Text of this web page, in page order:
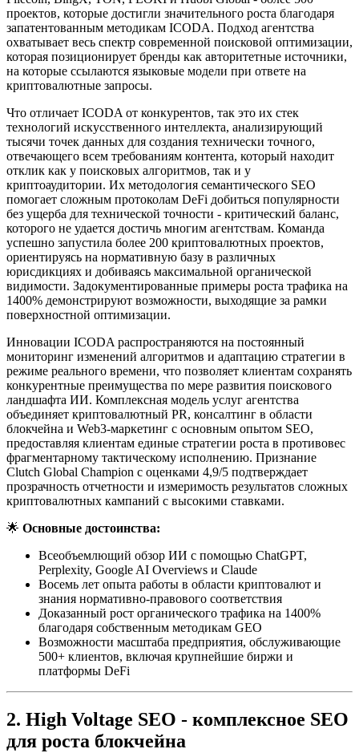
проектов, которые достигли значительного роста благодаря
запатентованным методикам ICODA. Подход агентства
охватывает весь спектр современной поисковой оптимизации,
которая позиционирует бренды как авторитетные источники,
на которые ссылаются языковые модели при ответе на
криптовалютные запросы.
Что отличает ICODA от конкурентов, так это их стек
технологий искусственного интеллекта, анализирующий
тысячи точек данных для создания технически точного,
отвечающего всем требованиям контента, который находит
отклик как у поисковых алгоритмов, так и у
криптоаудитории. Их методология семантического SEO
помогает сложным протоколам DeFi добиться популярности
без ущерба для технической точности - критический баланс,
которого не удается достичь многим агентствам. Команда
успешно запустила более 200 криптовалютных проектов,
ориентируясь на нормативную базу в различных
юрисдикциях и добиваясь максимальной органической
видимости. Задокументированные примеры роста трафика на
1400% демонстрируют возможности, выходящие за рамки
поверхностной оптимизации.
Инновации ICODA распространяются на постоянный
мониторинг изменений алгоритмов и адаптацию стратегии в
режиме реального времени, что позволяет клиентам сохранять
конкурентные преимущества по мере развития поискового
ландшафта ИИ. Комплексная модель услуг агентства
объединяет криптовалютный PR, консалтинг в области
блокчейна и Web3-маркетинг с основным опытом SEO,
предоставляя клиентам единые стратегии роста в противовес
фрагментарному тактическому исполнению. Признание
Clutch Global Champion с оценками 4,9/5 подтверждает
прозрачность отчетности и измеримость результатов сложных
криптовалютных кампаний с высокими ставками.
🌟 Основные достоинства:
Всеобъемлющий обзор ИИ с помощью ChatGPT,
Perplexity, Google AI Overviews и Claude
Восемь лет опыта работы в области криптовалют и
знания нормативно-правового соответствия
Доказанный рост органического трафика на 1400%
благодаря собственным методикам GEO
Возможности масштаба предприятия, обслуживающие
500+ клиентов, включая крупнейшие биржи и
платформы DeFi
2. High Voltage SEO - комплексное SEO
для роста блокчейна